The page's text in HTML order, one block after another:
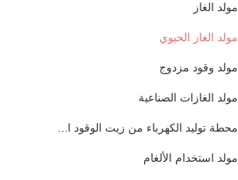
مولد الغاز
مولد الغاز الحيوي
مولد وقود مزدوج
مولد الغازات الصناعية
محطة توليد الكهرباء من زيت الوقود الثقيل
مولد استخدام الألغام